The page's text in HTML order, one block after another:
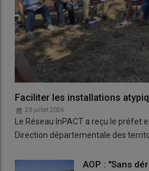
Faciliter les installations
20 juillet 2026
Le Réseau InPACT a reçu le préfet
Direction départementale des
AOP : "Sans